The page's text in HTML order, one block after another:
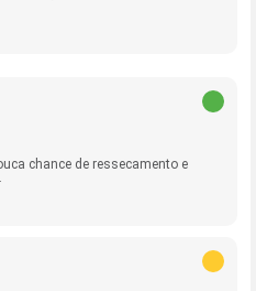
chance de ressecamento e